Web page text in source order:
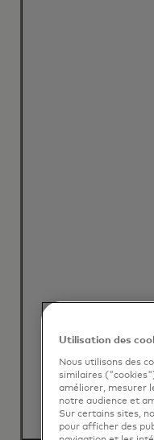
Utilisation des
Nous utilisons des
similaires
améliorer, mesurer
notre audience et
Sur certains sites,
pour afficher des